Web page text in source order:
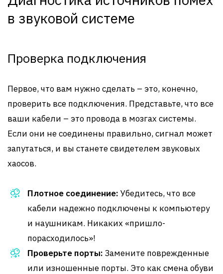
в звуковой системе
Проверка подключения
Первое, что вам нужно сделать – это, конечно,
проверить все подключения. Представьте, что все
ваши кабели – это провода в мозгах системы.
Если они не соединены правильно, сигнал может
запутаться, и вы станете свидетелем звуковых
хаосов.
Плотное соединение: Убедитесь, что все
кабели надежно подключены к компьютеру
и наушникам. Никаких «пришло-
порасходилось»!
Проверьте порты: Замените поврежденные
или изношенные порты. Это как смена обуви